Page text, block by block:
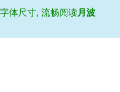
体尺寸, 流畅阅读月波